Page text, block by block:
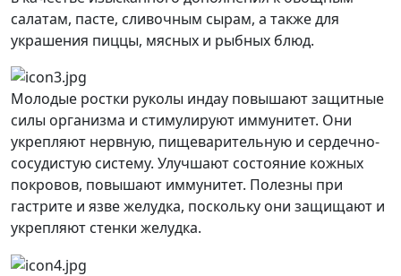
салатам, пасте, сливочным сырам, а также для
украшения пиццы, мясных и рыбных блюд.
Молодые ростки руколы индау повышают защитные
силы организма и стимулируют иммунитет. Они
укрепляют нервную, пищеварительную и сердечно-
сосудистую систему. Улучшают состояние кожных
покровов, повышают иммунитет. Полезны при
гастрите и язве желудка, поскольку они защищают и
укрепляют стенки желудка.